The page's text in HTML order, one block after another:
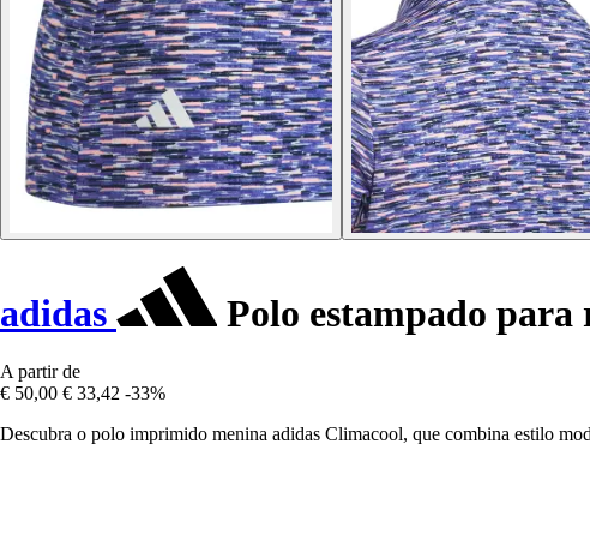
adidas Polo estampado
A partir de
€ 50,00 € 33,42 -33%
Descubra o polo imprimido menina adidas Climacool, que combina estilo